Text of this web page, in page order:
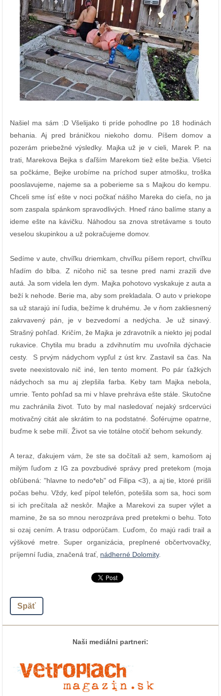
Našiel ma sám :D Všelijako ti príde pohodlne po 18 hodinách
behania. Aj pred bráničkou niekoho domu. Píšem domov a
pozerám priebežné výsledky. Majka už je v cieli, Marek P. na
trati, Marekova Bejka s ďaľším Marekom tiež ešte bežia. Všetci
sa počkáme, Bejke urobíme na príchod super atmošku, troška
pooslavujeme, najeme sa a poberieme sa s Majkou do kempu.
Chceli sme ísť ešte v noci počkať nášho Mareka do cieľa, no ja
som zaspala spánkom spravodlivých. Hneď ráno balíme stany a
ideme ešte na kávičku. Náhodou sa znova stretávame s touto
veselou skupinkou a už pokračujeme domov.
Sedíme v aute, chvíľku driemkam, chvíľku píšem report, chvíľku
hľadím do blba. Z ničoho nič sa tesne pred nami zrazili dve
autá. Ja som videla len dym. Majka pohotovo vyskakuje z auta a
beží k nehode. Berie ma, aby som prekladala. O auto v priekope
sa už starajú iní ľudia, bežíme k druhému. Je v ňom zakliesnený
zakrvavený pán, je v bezvedomí a nedýcha. Je už sinavý.
Strašný pohľad. Kričím, že Majka je zdravotník a niekto jej podal
rukavice. Chytila mu bradu a zdvihnutím mu uvoľnila dýchacie
cesty. S prvým nádychom vypľul z úst krv. Zastavil sa čas. Na
svete neexistovalo nič iné, len tento moment. Po pár ťažkých
nádychoch sa mu aj zlepšila farba. Keby tam Majka nebola,
umrie. Tento pohľad sa mi v hlave prehráva ešte stále. Skutočne
mu zachránila život. Tuto by mal nasledovať nejaký srdcervúci
motivačný citát ale skrátim to na podstatné. Šoférujme opatrne,
buďme k sebe milí. Život sa vie totálne otočiť behom sekundy.
A teraz, ďakujem vám, že ste sa dočítali až sem, kamošom aj
milým ľuďom z IG za povzbudivé správy pred pretekom (moja
obľúbená: "hlavne to nedo*eb" od Filipa <3), a aj tie, ktoré prišli
počas behu. Vždy, keď pípol telefón, potešila som sa, hoci som
si ich prečítala až neskôr. Majke a Marekovi za super výlet a
mamine, že sa so mnou nerozpráva pred pretekmi o behu. Toto
si ozaj cením. A trasu odporúčam. Ľuďom, čo majú radi trail a
výškové metre. Super organizácia, preplnené občertvovačky,
príjemní ľudia, značená trať, nádherné Dolomity.
Späť
Naši mediálni partneri: